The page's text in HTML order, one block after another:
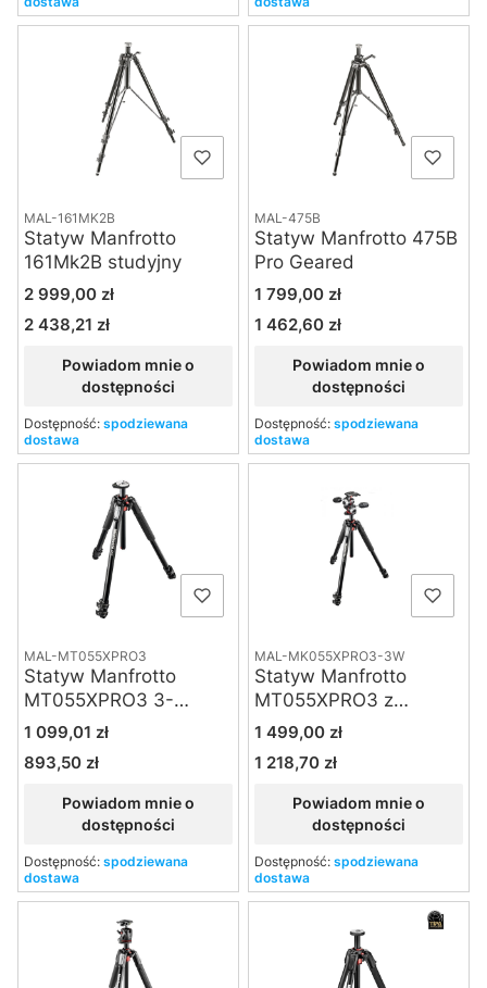
MAL-161MK2B
Statyw Manfrotto
161Mk2B studyjny
Cena
2 999,00 zł
Cena
2 438,21 zł
Powiadom mnie o
dostępności
Dostępność: spodziewana
dostawa
MAL-475B
Statyw Manfrotto 475B
Pro Geared
Cena
1 799,00 zł
Cena
1 462,60 zł
Powiadom mnie o
dostępności
Dostępność: spodziewana
dostawa
MAL-MT055XPRO3
Statyw Manfrotto
MT055XPRO3 3-
sekcyjny, kolumna
wychylana na bok
Cena
1 099,01 zł
Cena
893,50 zł
Powiadom mnie o
dostępności
Dostępność: spodziewana
dostawa
MAL-MK055XPRO3-3W
Statyw Manfrotto
MT055XPRO3 z
głowicą MHXPRO-3W
Cena
1 499,00 zł
Cena
1 218,70 zł
Powiadom mnie o
dostępności
Dostępność: spodziewana
dostawa